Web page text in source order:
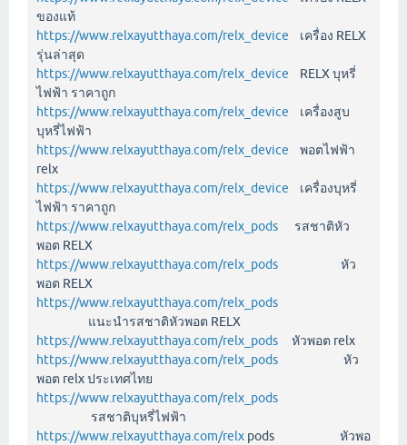
ของแท้
https://www.relxayutthaya.com/relx_device
เครื่อง RELX
รุ่นล่าสุด
https://www.relxayutthaya.com/relx_device
RELX บุหรี่
ไฟฟ้า ราคาถูก
https://www.relxayutthaya.com/relx_device
เครื่องสูบ
บุหรี่ไฟฟ้า
https://www.relxayutthaya.com/relx_device
พอตไฟฟ้า
relx
https://www.relxayutthaya.com/relx_device
เครื่องบุหรี่
ไฟฟ้า ราคาถูก
https://www.relxayutthaya.com/relx_pods รสชาติหัว
พอต RELX
https://www.relxayutthaya.com/relx_pods
หัว
พอต RELX
https://www.relxayutthaya.com/relx_pods
แนะนำรสชาติหัวพอต RELX
https://www.relxayutthaya.com/relx_pods หัวพอต relx
https://www.relxayutthaya.com/relx_pods
หัว
พอต relx ประเทศไทย
https://www.relxayutthaya.com/relx_pods
รสชาติบุหรี่ไฟฟ้า
https://www.relxayutthaya.com/relx pods หัวพอ